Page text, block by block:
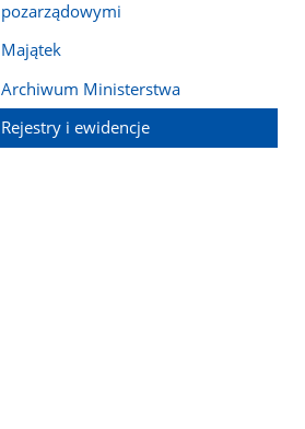
pozarządowymi
Majątek
Archiwum Ministerstwa
Rejestry i ewidencje